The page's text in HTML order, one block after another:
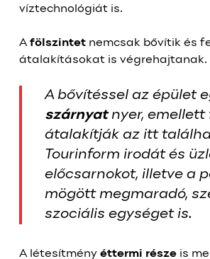
víztechnológiát is.
A fölszintetnemcsak bővítik és
átalakításokat is végrehajtanak.
A bővítéssel az épület
szárnyat nyer, emellett
átalakítják az itt
Tourinform irodát és
előcsarnokot, illetve a
mögött megmaradó,
szociális egységet is.
A létesítmény éttermi részeis